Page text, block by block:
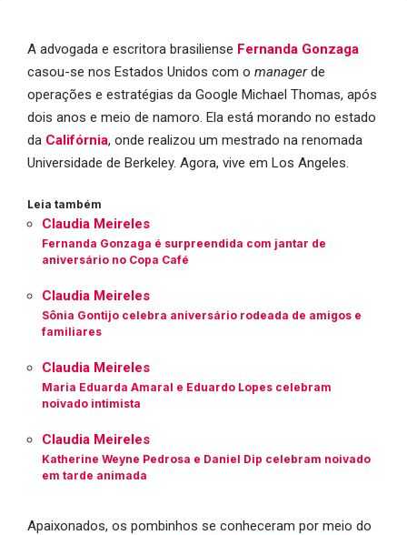
A advogada e escritora brasiliense Fernanda Gonzaga
casou-se nos Estados Unidos com o managerde
operações e estratégias da Google Michael Thomas, após
dois anos e meio de namoro. Ela está morando no estado
da Califórnia, onde realizou um mestrado na renomada
Universidade de Berkeley. Agora, vive em Los Angeles.
Leia também
Claudia Meireles
Fernanda Gonzaga é surpreendida com jantar de
aniversário no Copa Café
Claudia Meireles
Sônia Gontijo celebra aniversário rodeada de amigos e
familiares
Claudia Meireles
Maria Eduarda Amaral e Eduardo Lopes celebram
noivado intimista
Claudia Meireles
Katherine Weyne Pedrosa e Daniel Dip celebram noivado
em tarde animada
Apaixonados, os pombinhos se conheceram por meio do